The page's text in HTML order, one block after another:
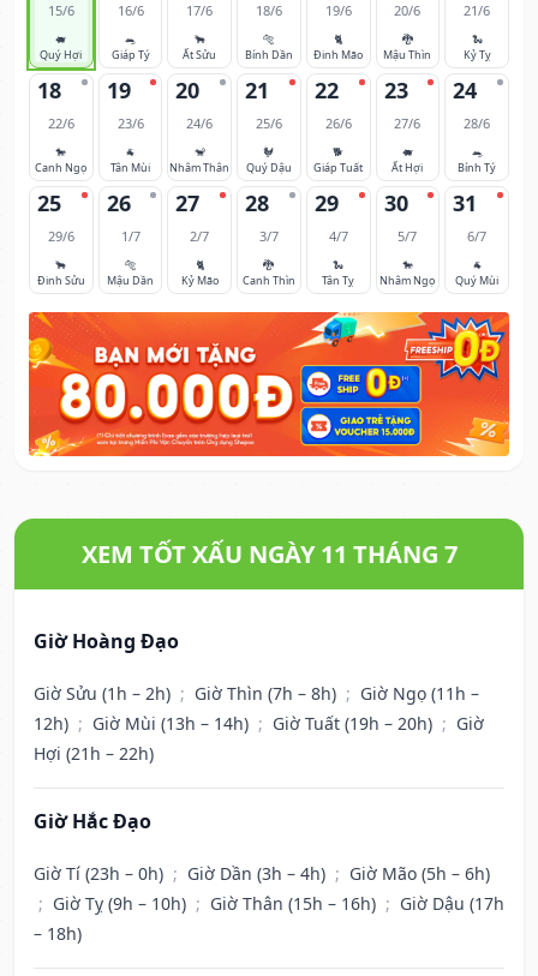
15/6
🐖
Quý Hợi
16/6
🐀
Giáp Tý
17/6
🐂
Ất Sửu
18/6
🐅
Bính Dần
19/6
🐈
Đinh Mão
20/6
🐉
Mậu Thìn
21/6
🐍
Kỷ Tỵ
18
22/6
🐎
Canh Ngọ
19
23/6
🐐
Tân Mùi
20
24/6
🐒
Nhâm Thân
21
25/6
🐓
Quý Dậu
22
26/6
🐕
Giáp Tuất
23
27/6
🐖
Ất Hợi
24
28/6
🐀
Bính Tý
25
29/6
🐂
Đinh Sửu
26
1/7
🐅
Mậu Dần
27
2/7
🐈
Kỷ Mão
28
3/7
🐉
Canh Thìn
29
4/7
🐍
Tân Tỵ
30
5/7
🐎
Nhâm Ngọ
31
6/7
🐐
Quý Mùi
XEM TỐT XẤU NGÀY 11 THÁNG 7
Giờ Hoàng Đạo
Giờ Sửu (1h – 2h) ; Giờ Thìn (7h – 8h) ; Giờ Ngọ (11h –
12h) ; Giờ Mùi (13h – 14h) ; Giờ Tuất (19h – 20h) ; Giờ
Hợi (21h – 22h)
Giờ Hắc Đạo
Giờ Tí (23h – 0h) ; Giờ Dần (3h – 4h) ; Giờ Mão (5h – 6h)
; Giờ Tỵ (9h – 10h) ; Giờ Thân (15h – 16h) ; Giờ Dậu (17h
– 18h)